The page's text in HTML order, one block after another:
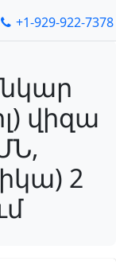
+1-929-922-7378
վիզա
2